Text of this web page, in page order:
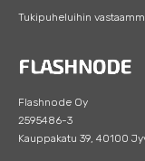
Tukipuheluihin
Flashnode Oy
2595486-3
Kauppakatu 39, 40100